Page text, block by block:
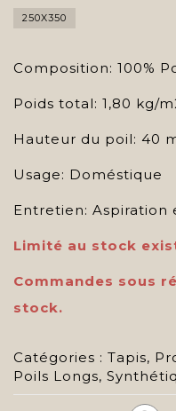
250X350
Composition: 100%
Poids total: 1,80 kg/
Hauteur du poil: 40
Usage: Doméstique
Entretien: Aspiration
Limité au stock
Commandes sous
stock.
Catégories : Tapis,
Poils Longs,